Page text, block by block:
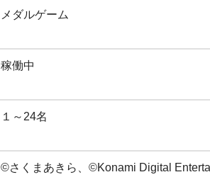
メダルゲーム
稼働中
１～24名
©さくまあきら、©Konami Digital